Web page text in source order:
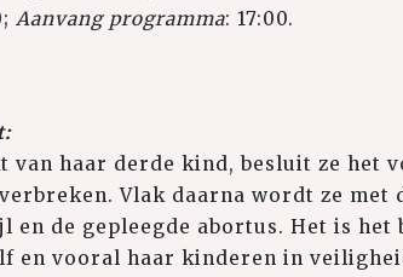
Aanvang programma: 17:00.
van haar derde kind, besluit ze het
Vlak daarna wordt ze met
en de gepleegde abortus. Het is het
en vooral haar kinderen in